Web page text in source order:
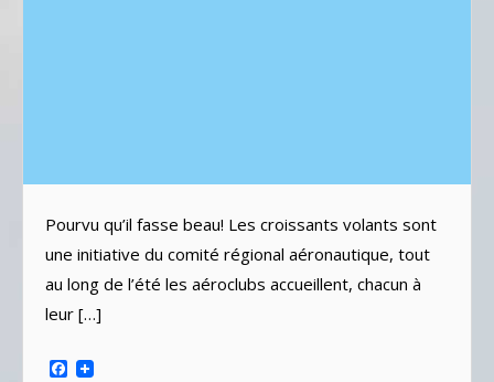
Pourvu qu’il fasse beau! Les croissants volants sont
une initiative du comité régional aéronautique, tout
au long de l’été les aéroclubs accueillent, chacun à
leur […]
Facebook